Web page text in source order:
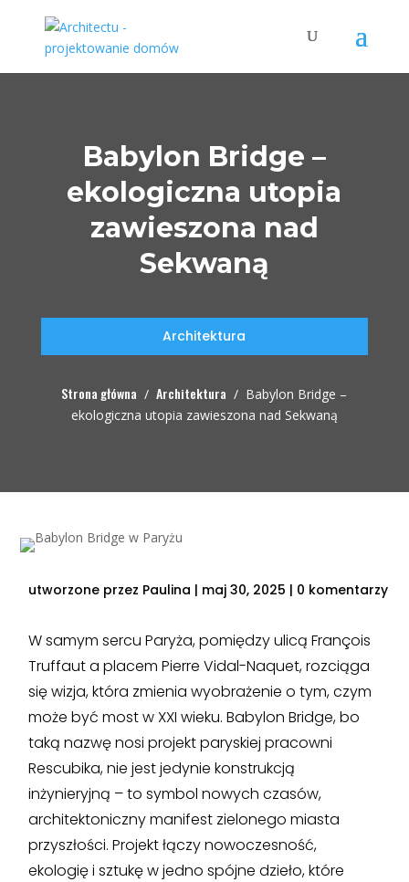
Babylon Bridge –
ekologiczna utopia
zawieszona nad
Sekwaną
Architektura
Strona główna /Architektura / Babylon Bridge –
ekologiczna utopia zawieszona nad Sekwaną
utworzone przez Paulina | maj 30, 2025 | 0 komentarzy
W samym sercu Paryża, pomiędzy ulicą François
Truffaut a placem Pierre Vidal-Naquet, rozciąga
się wizja, która zmienia wyobrażenie o tym, czym
może być most w XXI wieku. Babylon Bridge, bo
taką nazwę nosi projekt paryskiej pracowni
Rescubika, nie jest jedynie konstrukcją
inżynieryjną – to symbol nowych czasów,
architektoniczny manifest zielonego miasta
przyszłości. Projekt łączy nowoczesność,
ekologię i sztukę w jedno spójne dzieło, które